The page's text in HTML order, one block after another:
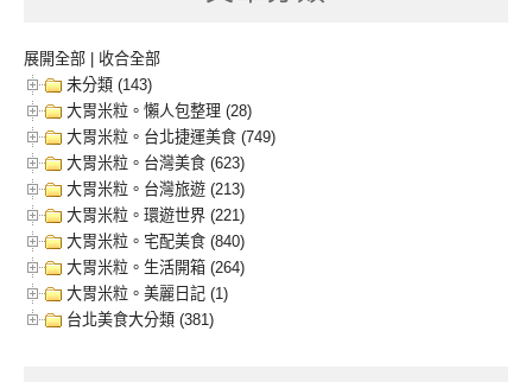
展開全部
收合全部
未分類 (143)
大胃米粒。懶人包整理 (28)
大胃米粒。台北捷運美食 (749)
大胃米粒。台灣美食 (623)
大胃米粒。台灣旅遊 (213)
大胃米粒。環遊世界 (221)
大胃米粒。宅配美食 (840)
大胃米粒。生活開箱 (264)
大胃米粒。美麗日記 (1)
台北美食大分類 (381)